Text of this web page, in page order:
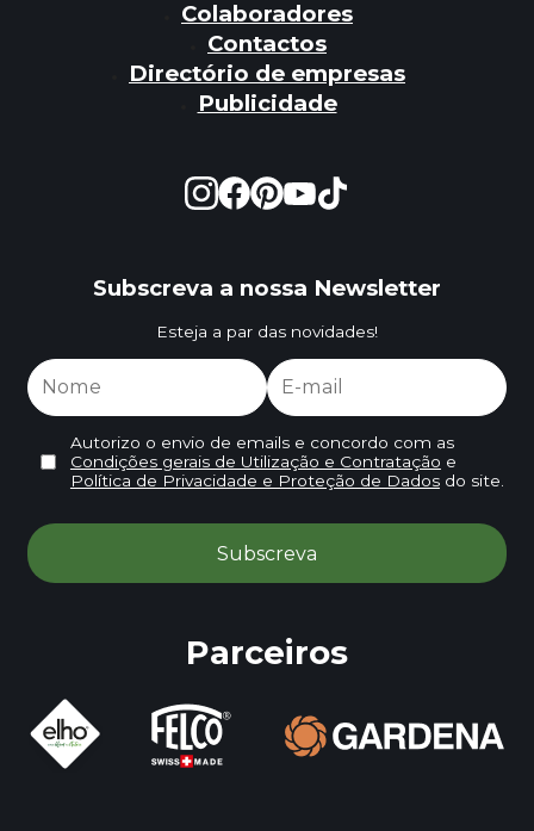
Colaboradores
Contactos
Directório de empresas
Publicidade
Subscreva a nossa Newsletter
Esteja a par das novidades!
Autorizo o envio de emails e concordo com as
Condições gerais de Utilização e Contratação e
Política de Privacidade e Proteção de Dadosdo site.
Parceiros